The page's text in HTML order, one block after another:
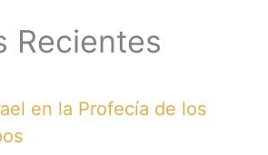
Recientes
en la Profecía de los